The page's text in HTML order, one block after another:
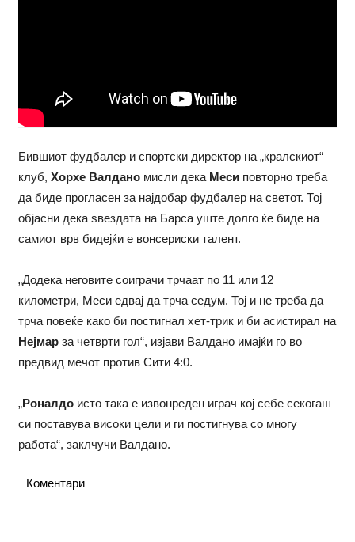
Бившиот фудбалер и спортски директор на „кралскиот“
клуб, Хорхе Валданомисли дека Месиповторно треба
да биде прогласен за најдобар фудбалер на светот. Тој
објасни дека ѕвездата на Барса уште долго ќе биде на
самиот врв бидејќи е вонсериски талент.
„Додека неговите соиграчи трчаат по 11 или 12
километри, Меси едвај да трча седум. Тој и не треба да
трча повеќе како би постигнал хет-трик и би асистирал на
Нејмар за четврти гол“, изјави Валдано имајќи го во
предвид мечот против Сити 4:0.
„Роналдоисто така е извонреден играч кој себе секогаш
си поставува високи цели и ги постигнува со многу
работа“, заклчучи Валдано.
Коментари